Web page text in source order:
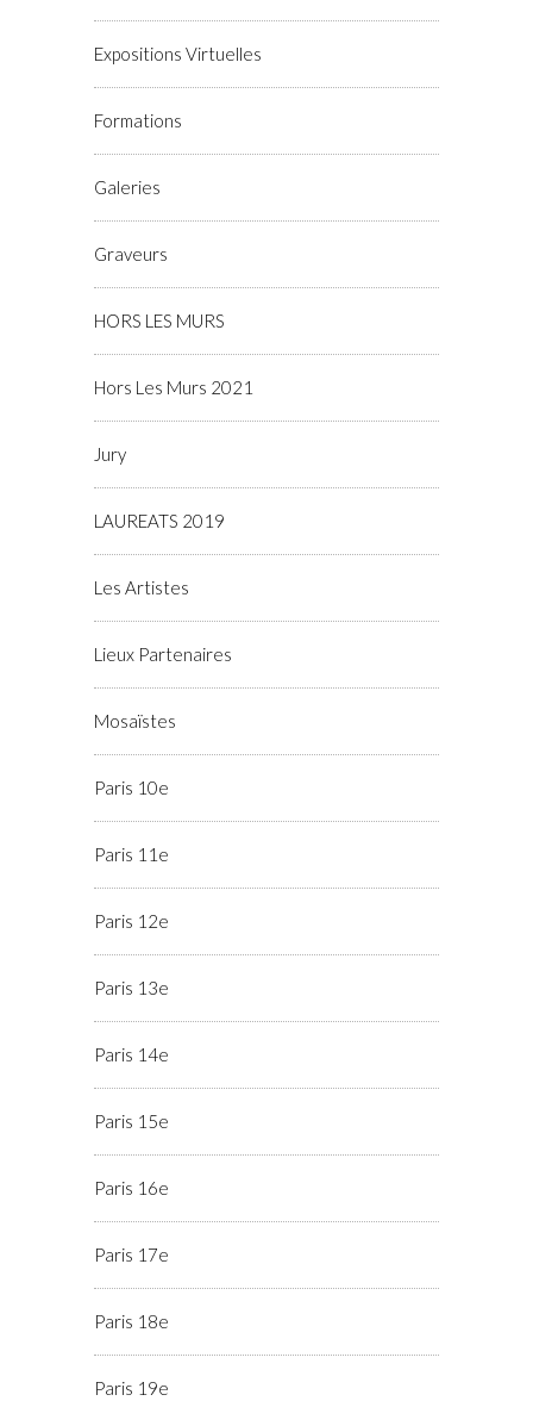
Expositions Virtuelles
Formations
Galeries
Graveurs
HORS LES MURS
Hors Les Murs 2021
Jury
LAUREATS 2019
Les Artistes
Lieux Partenaires
Mosaïstes
Paris 10e
Paris 11e
Paris 12e
Paris 13e
Paris 14e
Paris 15e
Paris 16e
Paris 17e
Paris 18e
Paris 19e